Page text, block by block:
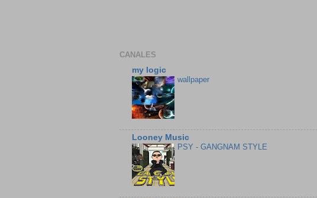
CANALES
my logic
wallpaper
Looney Music
PSY - GANGNAM STYLE